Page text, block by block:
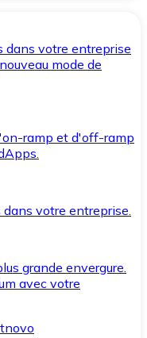
dans votre entreprise
mode de
ramp et d'off-ramp
votre entreprise.
grande envergure.
avec votre